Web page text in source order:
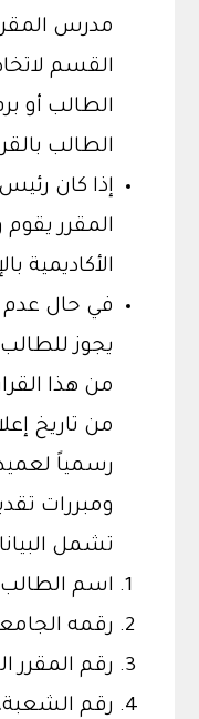
مدرس
القسم
الطالب أو
الطالب
إذا كان
المقرر
الأكاديمية
في حال عدم
يجوز
من هذا
من تاريخ
رسمياً
ومبررات
تشمل
اسم الطالب
رقمه
رقم المقرر
رقم